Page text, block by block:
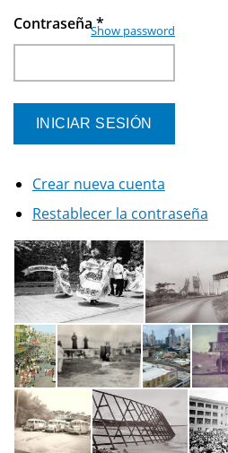
Contraseña*
Show password
Crear nueva cuenta
Restablecer la contraseña